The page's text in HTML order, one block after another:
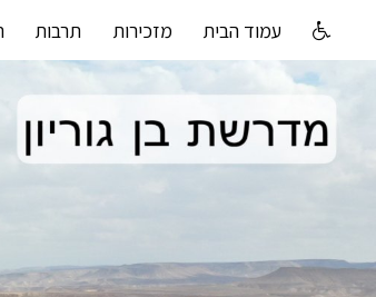
עמוד הבית מזכירות תרבות